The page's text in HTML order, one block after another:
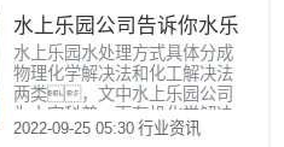
水上乐园公司告诉你水乐
园中的污水处理方法
水上乐园水处理方式具体分成
物理化学解决法和化工解决法
两类，文中水上乐园公司
为大家科普一下有机化学解决
办法。
2022-09-25 05:30 行业资讯